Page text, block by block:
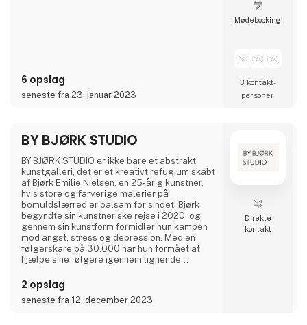
6 opslag
seneste fra 23. januar 2023
Møde­booking
3 kontakt­
personer
BY BJØRK STUDIO
BY BJØRK STUDIO er ikke bare et abstrakt
kunstgalleri, det er et kreativt refugium skabt
af Bjørk Emilie Nielsen, en 25-årig kunstner,
hvis store og farverige malerier på
bomuldslærred er balsam for sindet. Bjørk
begyndte sin kunstneriske rejse i 2020, og
gennem sin kunstform formidler hun kampen
mod angst, stress og depression. Med en
følgerskare på 30.000 har hun formået at
hjælpe sine følgere igennem lignende
Hun har været gæst i podcasts som
''GIRLTALK'' og ''Hva' SÅ!?'' og har delt
2 opslag
seneste fra 12. december 2023
Direkte
kontakt